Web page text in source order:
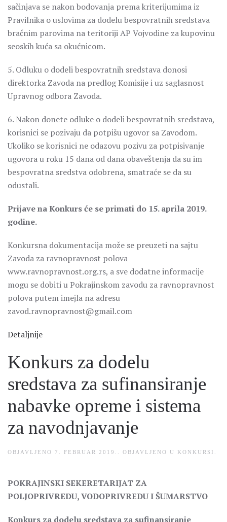
sačinjava se nakon bodovanja prema kriterijumima iz
Pravilnika o uslovima za dodelu bespovratnih sredstava
bračnim parovima na teritoriji AP Vojvodine za kupovinu
seoskih kuća sa okućnicom.
5. Odluku o dodeli bespovratnih sredstava donosi
direktorka Zavoda na predlog Komisije i uz saglasnost
Upravnog odbora Zavoda.
6. Nakon donete odluke o dodeli bespovratnih sredstava,
korisnici se pozivaju da potpišu ugovor sa Zavodom.
Ukoliko se korisnici ne odazovu pozivu za potpisivanje
ugovora u roku 15 dana od dana obaveštenja da su im
bespovratna sredstva odobrena, smatraće se da su
odustali.
Prijave na Konkurs će se primati do 15. aprila 2019.
godine.
Konkursna dokumentacija može se preuzeti na sajtu
Zavoda za ravnopravnost polova
www.ravnopravnost.org.rs, a sve dodatne informacije
mogu se dobiti u Pokrajinskom zavodu za ravnopravnost
polova putem imejla na adresu
zavod.ravnopravnost@gmail.com
Detaljnije
Konkurs za dodelu
sredstava za sufinansiranje
nabavke opreme i sistema
za navodnjavanje
OBJAVLJENO 7. FEBRUAR 2019. . OBJAVLJENO U KONKURSI
POKRAJINSKI SEKERETARIJAT ZA
POLJOPRIVREDU, VODOPRIVREDU I ŠUMARSTVO
Konkurs za dodelu sredstava za sufinansiranje